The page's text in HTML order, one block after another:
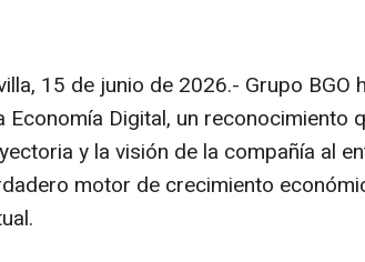
15 de junio de 2026.- Grupo
Economía Digital, un reconocimiento
y la visión de la compañía al
motor de crecimiento